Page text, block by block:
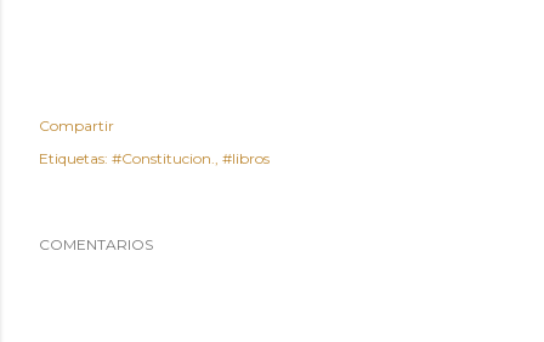
Compartir
Etiquetas: #Constitucion. #libros
COMENTARIOS